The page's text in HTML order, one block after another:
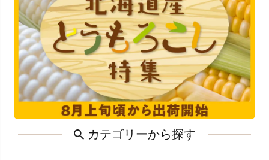
カテゴリーから探す